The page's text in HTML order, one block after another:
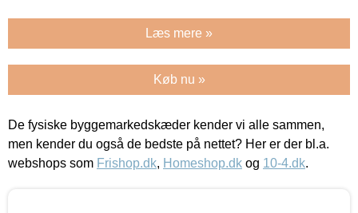
Læs mere »
Køb nu »
De fysiske byggemarkedskæder kender vi alle sammen,
men kender du også de bedste på nettet? Her er der bl.a.
webshops som Frishop.dk, Homeshop.dk og 10-4.dk.